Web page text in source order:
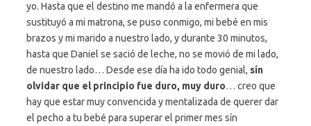
yo. Hasta que el destino me mandó a la enfermera que
sustituyó a mi matrona, se puso conmigo, mi bebé en mis
brazos y mi marido a nuestro lado, y durante 30 minutos,
hasta que Daniel se sació de leche, no se movió de mi lado,
de nuestro lado… Desde ese día ha ido todo genial, sín
olvidar que el principio fue duro, muy duro… creo que
hay que estar muy convencida y mentalizada de querer dar
el pecho a tu bebé para superar el primer mes sín